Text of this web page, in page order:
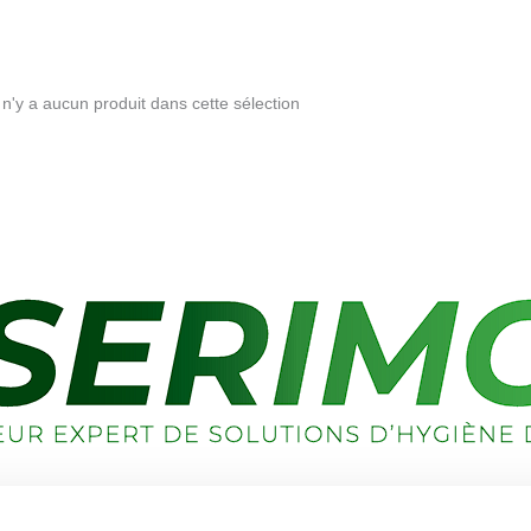
n'y a aucun produit dans cette sélection